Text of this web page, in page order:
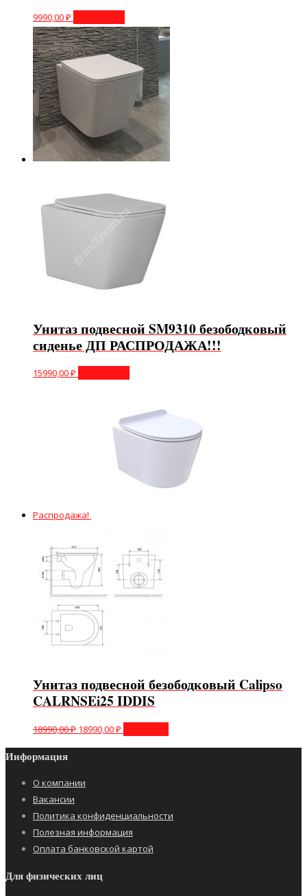
9990,00₽
Унитаз подвесной SM9310 безободковый
сиденье ДП РАСПРОДАЖА!!!
15990,00₽
Распродажа!
Унитаз подвесной безободковый Calipso
CALRNSEi25 IDDIS
18990,00₽ 18990,00₽
Информация
О компании
Вакансии
Политика конфиденциальности
Полезная информация
Оплата банковской картой
Для физических лиц